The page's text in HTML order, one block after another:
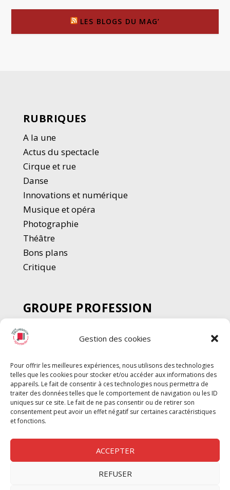
Gestion des cookies
Pour offrir les meilleures expériences, nous utilisons des technologies
telles que les cookies pour stocker et/ou accéder aux informations des
appareils. Le fait de consentir à ces technologies nous permettra de
traiter des données telles que le comportement de navigation ou les ID
uniques sur ce site. Le fait de ne pas consentir ou de retirer son
consentement peut avoir un effet négatif sur certaines caractéristiques
et fonctions.
ACCEPTER
REFUSER
LES BLOGS DU MAG’
RUBRIQUES
A la une
Actus du spectacle
Cirque et rue
Danse
Innovations et numérique
Musique et opéra
Photographie
Théâtre
Bons plans
Critique
GROUPE PROFESSION
SPECTACLE
Chèque Intermittents
Chèque Compta
Chèque Emploi Spectacle
G-Pods
Profession Audio-visuel